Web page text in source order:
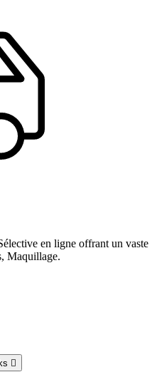
en ligne offrant un vaste
Maquillage.
